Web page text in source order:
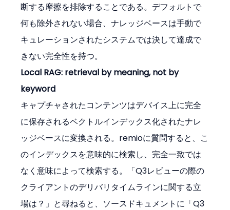
断する摩擦を排除することである。デフォルトで
何も除外されない場合、ナレッジベースは手動で
キュレーションされたシステムでは決して達成で
きない完全性を持つ。
Local RAG: retrieval by meaning, not by
keyword
キャプチャされたコンテンツはデバイス上に完全
に保存されるベクトルインデックス化されたナレ
ッジベースに変換される。remioに質問すると、こ
のインデックスを意味的に検索し、完全一致では
なく意味によって検索する。「Q3レビューの際の
クライアントのデリバリタイムラインに関する立
場は？」と尋ねると、ソースドキュメントに「Q3